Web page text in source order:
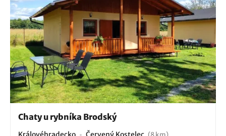
Chaty u rybníka Brodský